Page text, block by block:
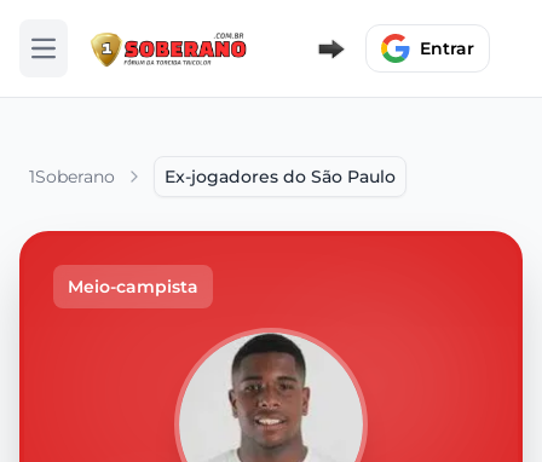
Abrir menu Entrar
1Soberano Ex-jogadores do São Paulo
Meio-campista